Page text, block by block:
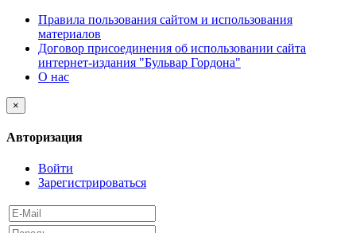
Правила пользования сайтом и использования
материалов
Договор присоединения об использовании сайта
интернет-издания "Бульвар Гордона"
О нас
×
Авторизация
Войти
Зарегистрироваться